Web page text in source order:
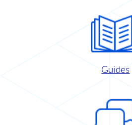
Guides